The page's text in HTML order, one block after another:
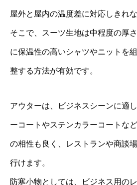
屋外と屋内の温度差に対応しきれ
そこで、スーツ生地は中程度の厚
に保温性の高いシャツやニットを
整する方法が有効です。
アウターは、ビジネスシーンに適
ーコートやステンカラーコートな
の相性も良く、レストランや商談
行けます。
防寒小物としては、ビジネス用の